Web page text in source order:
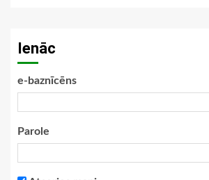
Ienāc
e-baznīcēns
Parole